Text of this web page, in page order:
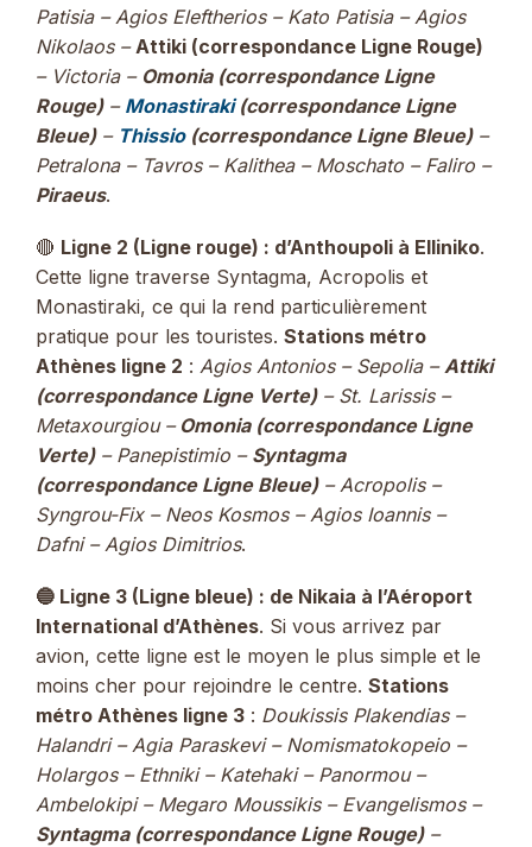
Patisia – Agios Eleftherios – Kato Patisia – Agios
Nikolaos – Attiki (correspondance Ligne Rouge)
– Victoria – Omonia (correspondance Ligne
Rouge)– Monastiraki(correspondance Ligne
Bleue)– Thissio (correspondance Ligne Bleue)–
Petralona – Tavros – Kalithea – Moschato – Faliro –
Piraeus.
🔴 Ligne 2 (Ligne rouge) : d’Anthoupoli à Elliniko.
Cette ligne traverse Syntagma, Acropolis et
Monastiraki, ce qui la rend particulièrement
pratique pour les touristes. Stations métro
Athènes ligne 2 : Agios Antonios – Sepolia – Attiki
(correspondance Ligne Verte)– St. Larissis –
Metaxourgiou –Omonia (correspondance Ligne
Verte)– Panepistimio – Syntagma
(correspondance Ligne Bleue)– Acropolis –
Syngrou-Fix – Neos Kosmos – Agios Ioannis –
Dafni – Agios Dimitrios.
🔵 Ligne 3 (Ligne bleue) : de Nikaia à l’Aéroport
International d’Athènes. Si vous arrivez par
avion, cette ligne est le moyen le plus simple et le
moins cher pour rejoindre le centre. Stations
métro Athènes ligne 3 : Doukissis Plakendias –
Halandri – Agia Paraskevi – Nomismatokopeio –
Holargos – Ethniki – Katehaki – Panormou –
Ambelokipi – Megaro Moussikis – Evangelismos –
Syntagma (correspondance Ligne Rouge)–